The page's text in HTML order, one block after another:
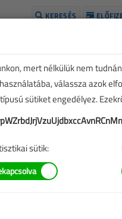
KERESÉS
mert nélkülük nem
válassza azok
sütiket engedélyez.
sütik: